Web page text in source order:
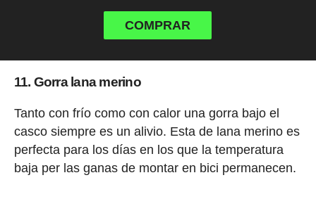
COMPRAR
11. Gorra lana merino
Tanto con frío como con calor una gorra bajo el
casco siempre es un alivio. Esta de lana merino es
perfecta para los días en los que la temperatura
baja per las ganas de montar en bici permanecen.